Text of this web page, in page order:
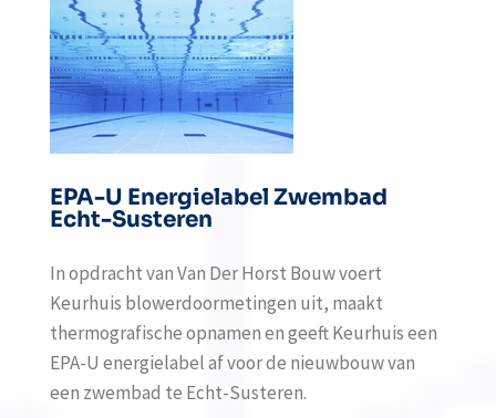
EPA-U Energielabel Zwembad
Echt-Susteren
In opdracht van Van Der Horst Bouw voert
Keurhuis blowerdoormetingen uit, maakt
thermografische opnamen en geeft Keurhuis een
EPA-U energielabel af voor de nieuwbouw van
een zwembad te Echt-Susteren.